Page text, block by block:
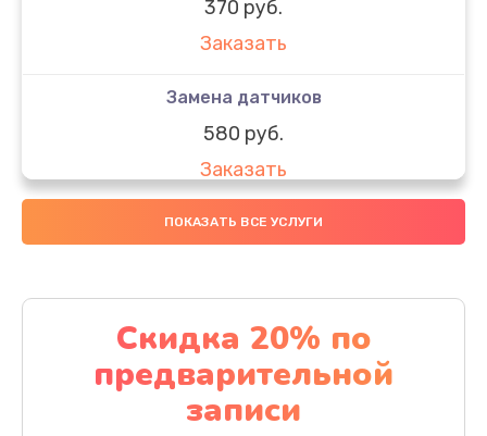
370 руб.
Заказать
Замена датчиков
580 руб.
Заказать
Комплексная чистка
Заказать
Замена дисплея (экрана)
2000 руб.
Заказать
ПОКАЗАТЬ ВСЕ УСЛУГИ
Скидка 20% по
предварительной
записи